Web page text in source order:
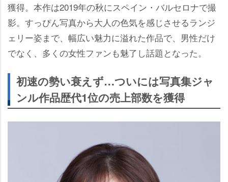
獲得。本作は2019年の秋にスペイン・バルセロナで撮
影。すっぴん写真から大人の色気を感じさせるランジ
ェリー姿まで、幅広い魅力に溢れた作品で、男性だけ
でなく、多くの女性ファンも魅了し話題となった。
初速の勢い衰えず…ついには写真集ジャ
ンル作品歴代1位の売上部数を獲得